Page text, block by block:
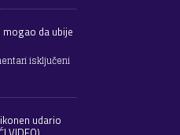
da ubije
isključeni
udario